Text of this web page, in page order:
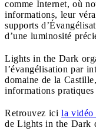
comme Internet, où
informations, leur
supports
d’une luminosité
Lights in the Dark
l’évangélisation par
domaine de la
informations pratiques
Retrouvez ici la vidéo
de Lights in the Dark